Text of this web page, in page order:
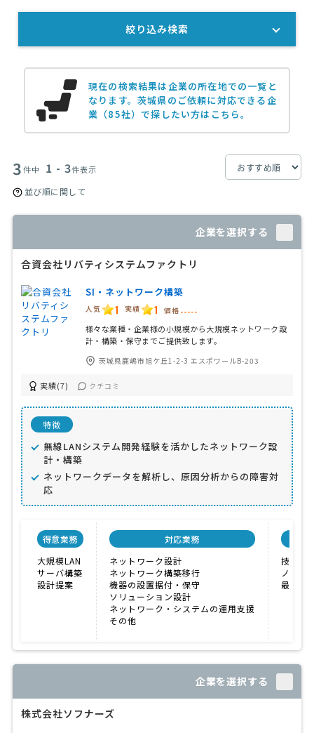
現在の検索結果は企業の所在地での一覧と
なります。茨城県のご依頼に対応できる企
業（85社）で探したい方はこちら。
3件中 1 - 3件表示
並び順に関して
企業を選択する
合資会社リバティシステムファクトリ
SI・ネットワーク構築
人気 1 実績 1 価格 -----
様々な業種・企業様の小規模から大規模ネットワーク設
計・構築・保守までご提供致します。
茨城県鹿嶋市旭ケ丘1-2-3 エスポワールB-203
実績(7) クチコミ
特徴
無線LANシステム開発経験を活かしたネットワーク設
計・構築
ネットワークデータを解析し、原因分析からの障害対
応
得意業務
大規模LAN
サーバ構築
設計提案
対応業務
ネットワーク設計
ネットワーク構築移行
機器の設置据付・保守
ソリューション設計
ネットワーク・システムの運用支援
その他
技術力
ノウハ
最新情
企業を選択する
株式会社ソフナーズ
絞り込み検索